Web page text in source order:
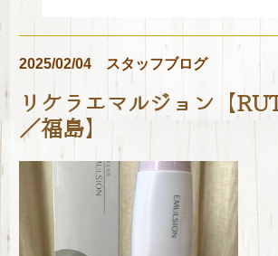
2025/02/04 スタッフブログ
リケラエマルジョン【
／福島】